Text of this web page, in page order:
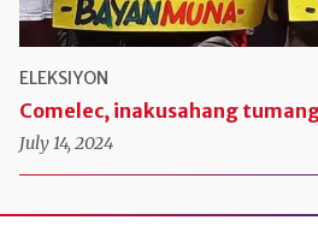
ELEKSIYON
Comelec, inakusahang
July 14, 2024